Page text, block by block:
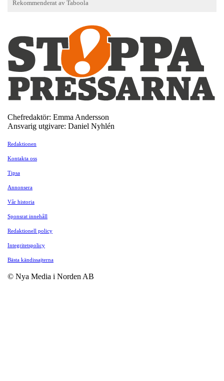
Chefredaktör: Emma Andersson
Ansvarig utgivare: Daniel Nyhlén
Redaktionen
Kontakta oss
Tipsa
Annonsera
Vår historia
Sponsrat innehåll
Redaktionell policy
Integritetspolicy
Bästa kändissajterna
© Nya Media i Norden AB